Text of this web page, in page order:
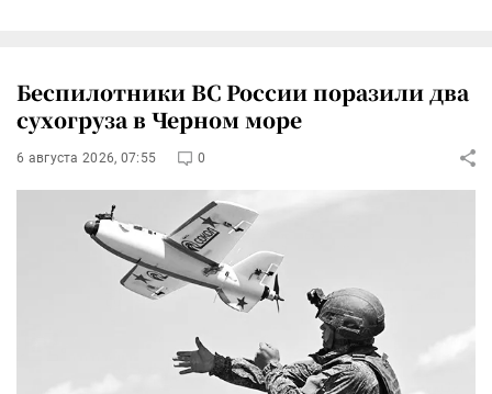
Беспилотники ВС России поразили два
сухогруза в Черном море
6 августа 2026, 07:55 0